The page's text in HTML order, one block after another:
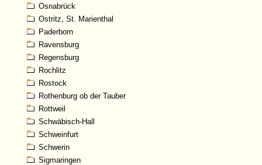
Osnabrück
Ostritz, St. Marienthal
Paderborn
Ravensburg
Regensburg
Rochlitz
Rostock
Rothenburg ob der Tauber
Rottweil
Schwäbisch-Hall
Schweinfurt
Schwerin
Sigmaringen